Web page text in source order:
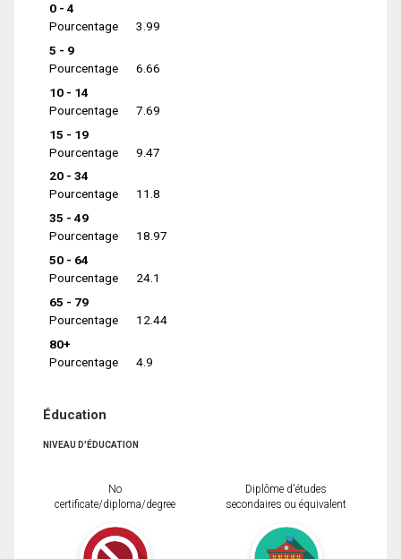
0 - 4
Pourcentage
3.99
5 - 9
Pourcentage
6.66
10 - 14
Pourcentage
7.69
15 - 19
Pourcentage
9.47
20 - 34
Pourcentage
11.8
35 - 49
Pourcentage
18.97
50 - 64
Pourcentage
24.1
65 - 79
Pourcentage
12.44
80+
Pourcentage
4.9
Éducation
NIVEAU D'ÉDUCATION
No
certificate/diploma/degree
Diplôme d'études
secondaires ou équivalent